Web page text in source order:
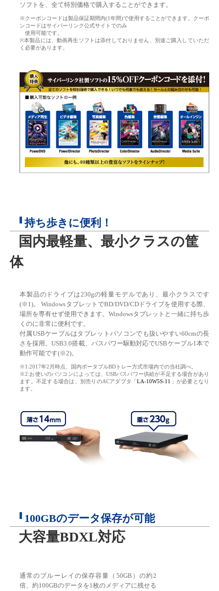
ソフトを、全て特別価格で購入することができます。
※クーポンコードは製品保証期間内(1年間)で使用することができます。クーポ
ンコードはサイバーリンク公式サイトでのみ
使用可能です。
※本製品には、動画再生ソフトは添付しておりません、別途ご購入していただ
く必要があります。
持ち歩きに便利！
国内最軽量、最小クラスの筐
体
本製品のドライブは230gの軽量モデルであり、最小クラスです
(※1)。 WindowsタブレットでBD/DVD/CDドライブを使用する際、
場所を専有せず使用できます。Windowsタブレットと一緒に持ち歩
くのに非常に便利です。
付属USBケーブルはタブレットパソコンでも扱いやすい60cmの長
さを採用。USB3.0搭載、バスパワー駆動対応でUSBケーブル1本で
動作可能です(※2)。
※1:2017年2月時点、国内ポータブルBDトレー方式市場内での当社調べ。
※2:お使いのパソコンによっては、USBバスパワー供給が不足する場合があり
ます。不足する場合は、別売りのACアダプタ「LA-10W5S-11
」が必要となり
ます。
100GBのデータ保存が可能
大容量BDXL対応
通常のブルーレイの保存容量（50GB）の約2
倍、約100GBのデータを1枚のメディアに残せる